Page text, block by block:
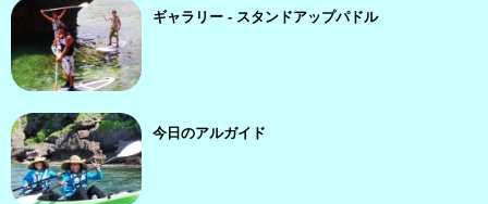
ギャラリー - スタンドアップパドル
今日のアルガイド